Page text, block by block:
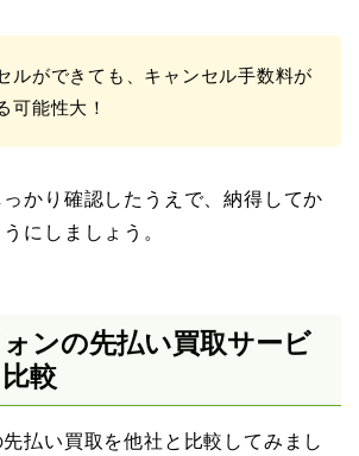
ルができても、キャンセル手数料が
可能性大！
かり確認したうえで、納得してか
にしましょう。
ンの先払い買取サービ
較
払い買取を他社と比較してみまし